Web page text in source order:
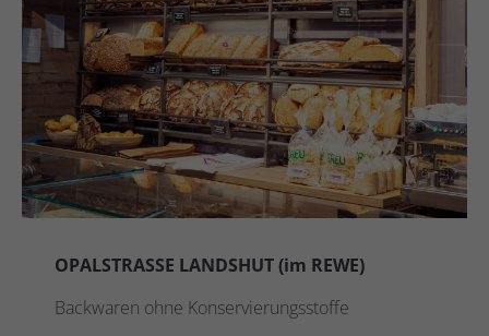
OPALSTRASSE LANDSHUT (im REWE)
Backwaren ohne Konservierungsstoffe